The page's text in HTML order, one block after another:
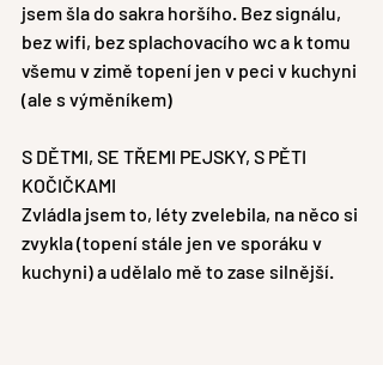
jsem šla do sakra horšího. Bez signálu,
bez wifi, bez splachovacího wc a k tomu
všemu v zimě topení jen v peci v kuchyni
(ale s výměníkem)
S DĚTMI, SE TŘEMI PEJSKY, S PĚTI
KOČIČKAMI
Zvládla jsem to, léty zvelebila, na něco si
zvykla (topení stále jen ve sporáku v
kuchyni) a udělalo mě to zase silnější.